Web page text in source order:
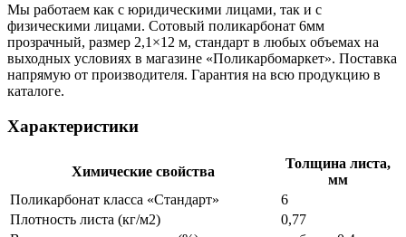
Мы работаем как с юридическими лицами, так и с
физическими лицами. Сотовый поликарбонат 6мм
прозрачный, размер 2,1×12 м, стандарт в любых объемах на
выходных условиях в магазине «Поликарбомаркет». Поставка
напрямую от производителя. Гарантия на всю продукцию в
каталоге.
Характеристики
Химические свойства
Толщина листа,
мм
Поликарбонат класса «Стандарт»
6
Плотность листа (кг/м2)
0,77